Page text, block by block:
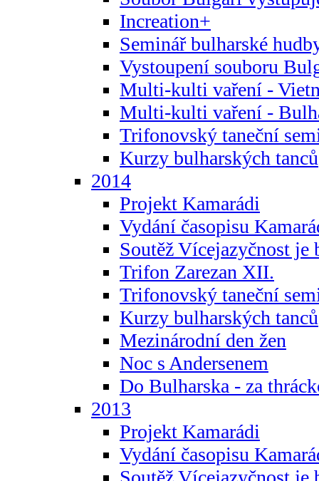
Increation+
Seminář bulharské
Vystoupení souboru
Multi-kulti vaření -
Multi-kulti vaření -
Trifonovský taneční
Kurzy bulharských tanců
2014
Projekt Kamarádi
Vydání časopisu
Soutěž Vícejazyčnost je
Trifon Zarezan XII.
Trifonovský taneční
Kurzy bulharských tanců
Mezinárodní den žen
Noc s Andersenem
Do Bulharska - za
2013
Projekt Kamarádi
Vydání časopisu